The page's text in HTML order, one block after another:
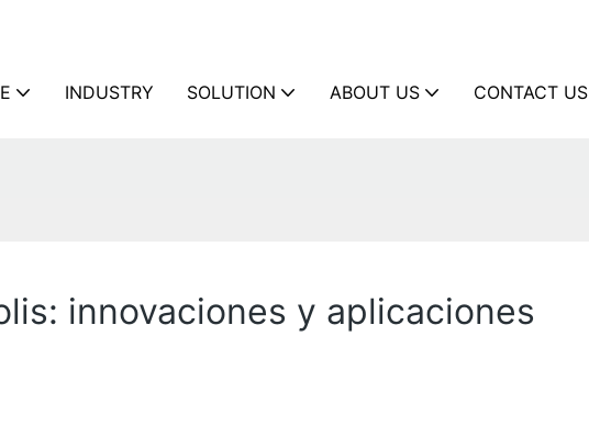
INDUSTRY SOLUTION ABOUT US CONTACT US
innovaciones y aplicaciones